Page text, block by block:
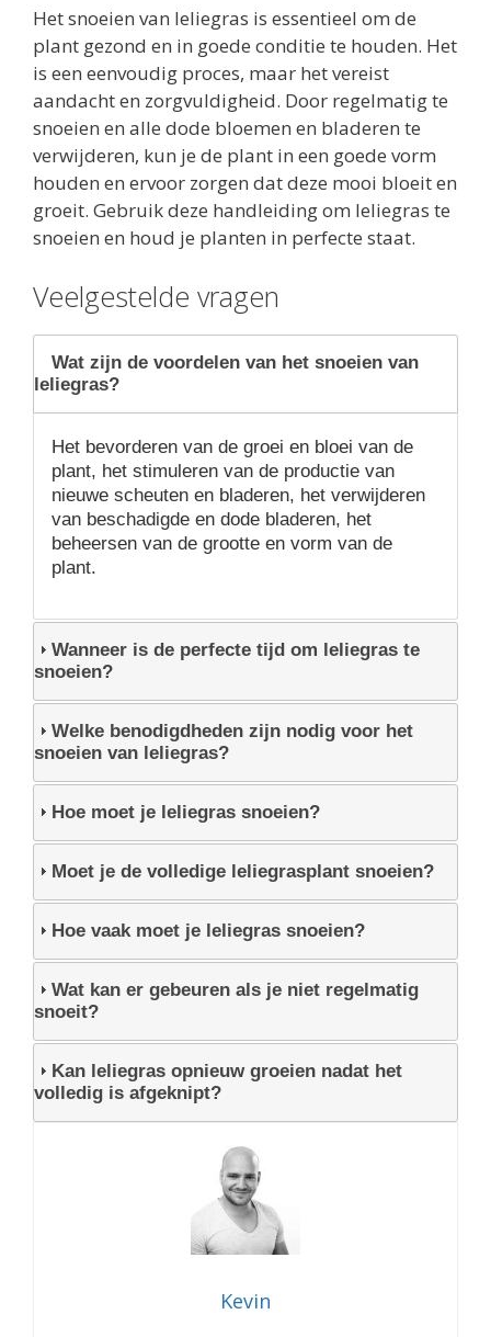
Het snoeien van leliegras is essentieel om de
plant gezond en in goede conditie te houden. Het
is een eenvoudig proces, maar het vereist
aandacht en zorgvuldigheid. Door regelmatig te
snoeien en alle dode bloemen en bladeren te
verwijderen, kun je de plant in een goede vorm
houden en ervoor zorgen dat deze mooi bloeit en
groeit. Gebruik deze handleiding om leliegras te
snoeien en houd je planten in perfecte staat.
Veelgestelde vragen
Wat zijn de voordelen van het snoeien van
leliegras?
Het bevorderen van de groei en bloei van de
plant, het stimuleren van de productie van
nieuwe scheuten en bladeren, het verwijderen
van beschadigde en dode bladeren, het
beheersen van de grootte en vorm van de
plant.
Wanneer is de perfecte tijd om leliegras te
snoeien?
Welke benodigdheden zijn nodig voor het
snoeien van leliegras?
Hoe moet je leliegras snoeien?
Moet je de volledige leliegrasplant snoeien?
Hoe vaak moet je leliegras snoeien?
Wat kan er gebeuren als je niet regelmatig
snoeit?
Kan leliegras opnieuw groeien nadat het
volledig is afgeknipt?
Kevin